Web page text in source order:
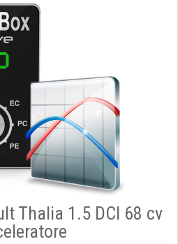
Thalia 1.5 DCI 68 cv